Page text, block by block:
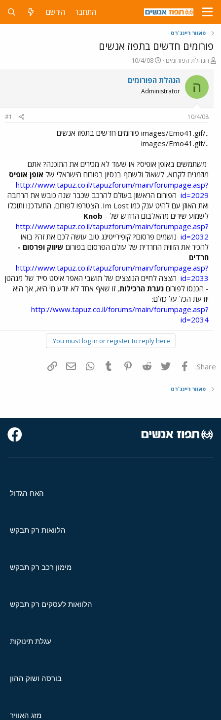
התחבר הירשם
פאוור ריינג`רס
פורומים חדשים בתפוז אנשים
פ
ו
ת
ח
ה
ש
הנהלת הפורומים
פ
ו
ר
ם
ר
י
ך
10/4/08
ה הנהלת הפורומים
Administrator
10/4/08
#1
../images/Emo41.gif פורומים חדשים בתפוז אנשים
../images/Emo41.gif
משתמשים באופן אופיס? או שעוד לא מכירים את התוכנה? אתם
מוזמנים לקרוא, לשאול ולשתף בנסיון בפורום הישראלי של אופן אופיס
http://www.tapuz.co.il/tapuzforum/main/forumpage.asp?
id=2029 הפורום הראשון בעולם להרכב שכבר שנה כובש את הרחבה
ואת האוזן עם להיט ענק כמו Im Lost. הצטרפו לפורום, התעדכנו ותוכלו
לשמוע שירים מהאלבום החדש של - Knob
http://www.tapuz.co.il/tapuzforum/main/forumpage.asp?
id=2032 נושמים פרסום? קופירייטינג טוב עושה לכם את זה? בואו
להכיר את הזווית החרדית של עולם הפרסום בפורום שיווק ופרסום -
חרדים
http://www.tapuz.co.il/tapuzforum/main/forumpage.asp?
id=2033 הצצה לחיים הנוצצים של תושבי האפר איסט סייד של מנהטן
- הכנסו לפורום נערת הרכילות, זו שאף אחד לא יודע מי היא, אך היא
יודעת הכל על כולם:
http://www.tapuz.co.il/forums/main/forumpage.asp?
id=2034
You must log in or register to reply here.
Share: פייסבוק Twitter
Reddit
Pinterest
Tumblr
WhatsAppדואר אלקטרוני
פאוור ריינג`רס
האח הגדול
הלוואות רק תבקש
מימון רכב רק תבקש
הלוואות לעסקים רק תבקש
עגלת תינוקות
בורסה ושוק ההון
מזג האוויר